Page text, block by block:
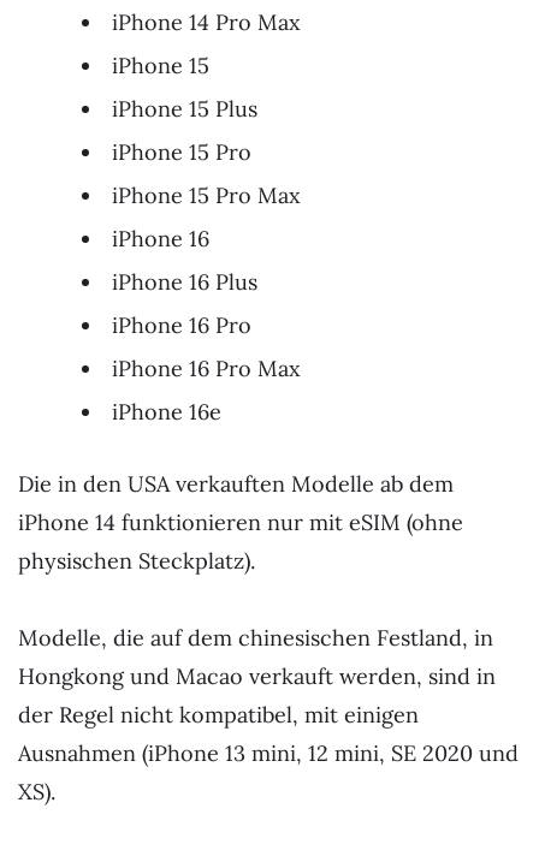
iPhone 14 Pro Max
iPhone 15
iPhone 15 Plus
iPhone 15 Pro
iPhone 15 Pro Max
iPhone 16
iPhone 16 Plus
iPhone 16 Pro
iPhone 16 Pro Max
iPhone 16e
Die in den USA verkauften Modelle ab dem
iPhone 14 funktionieren nur mit eSIM (ohne
physischen Steckplatz).
Modelle, die auf dem chinesischen Festland, in
Hongkong und Macao verkauft werden, sind in
der Regel nicht kompatibel, mit einigen
Ausnahmen (iPhone 13 mini, 12 mini, SE 2020 und
XS).